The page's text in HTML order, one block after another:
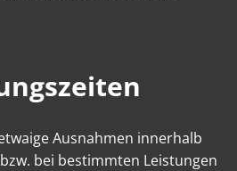
Ausnahmen innerhalb
bei bestimmten Leistungen